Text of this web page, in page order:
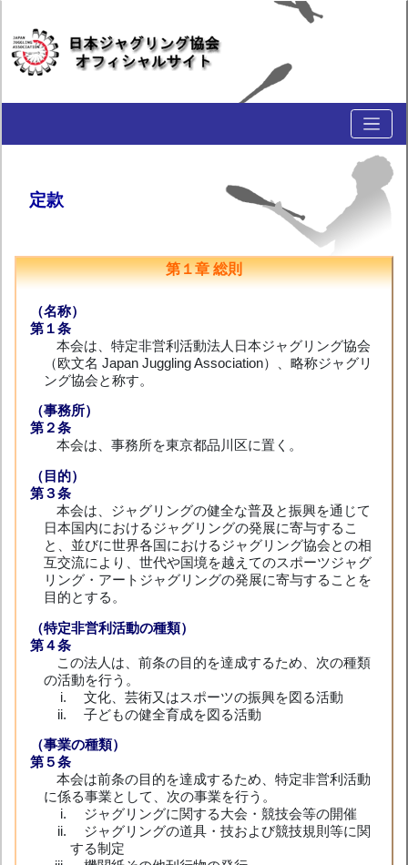
定款
第１章 総則
（名称）
第１条
本会は、特定非営利活動法人日本ジャグリング協会
（欧文名 Japan Juggling Association）、略称ジャグリ
ング協会と称す。
（事務所）
第２条
本会は、事務所を東京都品川区に置く。
（目的）
第３条
本会は、ジャグリングの健全な普及と振興を通じて
日本国内におけるジャグリングの発展に寄与するこ
と、並びに世界各国におけるジャグリング協会との相
互交流により、世代や国境を越えてのスポーツジャグ
リング・アートジャグリングの発展に寄与することを
目的とする。
（特定非営利活動の種類）
第４条
この法人は、前条の目的を達成するため、次の種類
の活動を行う。
文化、芸術又はスポーツの振興を図る活動
子どもの健全育成を図る活動
（事業の種類）
第５条
本会は前条の目的を達成するため、特定非営利活動
に係る事業として、次の事業を行う。
ジャグリングに関する大会・競技会等の開催
ジャグリングの道具・技および競技規則等に関
する制定